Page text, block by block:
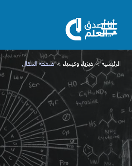
الرئيسية فيزياء وكيمياء صفحة المقال